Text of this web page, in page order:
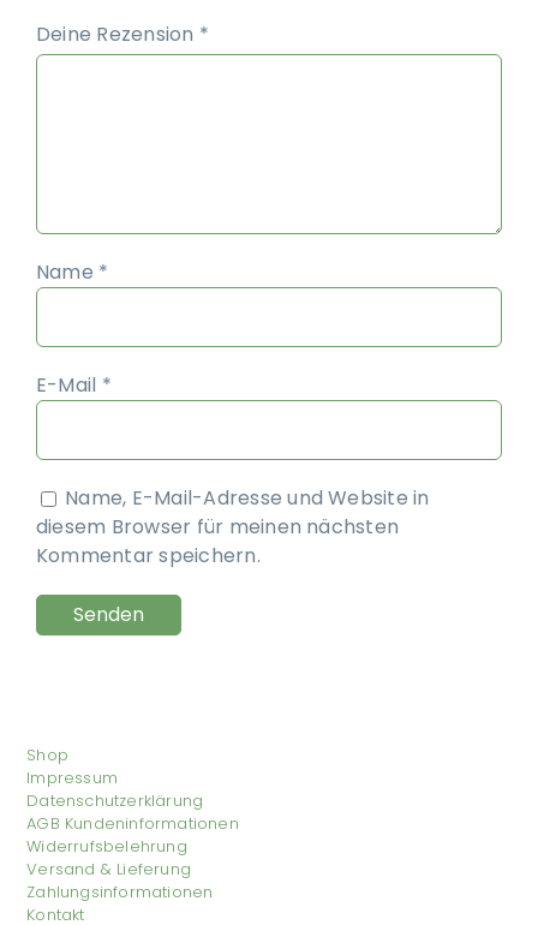
Deine Rezension *
Name *
E-Mail *
Name, E-Mail-Adresse und Website in
diesem Browser für meinen nächsten
Kommentar speichern.
Shop
Impressum
Datenschutzerklärung
AGB Kundeninformationen
Widerrufsbelehrung
Versand & Lieferung
Zahlungsinformationen
Kontakt